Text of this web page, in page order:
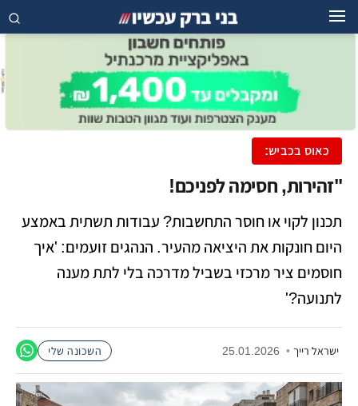
כאוס בכביש:
"זהירות, חסימה לפניכם!
תכנון לקוי או חוסר התחשבות? עבודות תשתית באמצע
היום חונקות את היציאה מהעיר. הנהגים זועמים: 'איך
חוסמים ציר מרכזי בשביל מדרכה בלי לתת מענה
לתנועה?'
ישראל רייך •
25.01.2026 השכונה שלי